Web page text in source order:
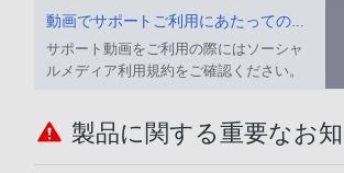
動画でサポートご利用にあたってのお願い
サポート動画をご利用の際にはソーシャ
ルメディア利用規約をご確認ください。
製品に関する重要なお